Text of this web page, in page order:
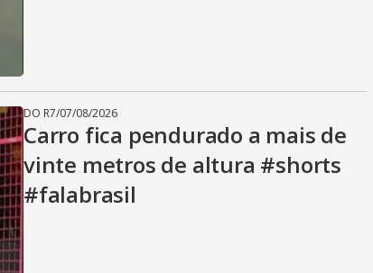
DO R7/07/08/2026
Carro fica pendurado a mais de
vinte metros de altura #shorts
#falabrasil